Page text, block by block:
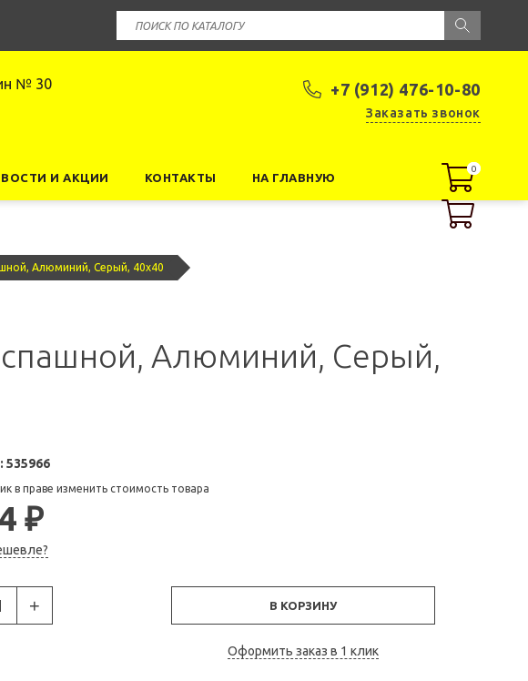
+7 (912) 476-10-80
Заказать звонок
№ 30
И АКЦИИ КОНТАКТЫ НА ГЛАВНУЮ
0
0
Алюминий, Серый, 40x40
Алюминий, Серый,
535966
в праве изменить стоимость товара
₽
+ В КОРЗИНУ
Оформить заказ в 1 клик